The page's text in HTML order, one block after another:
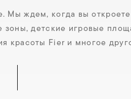
Мы ждем, когда вы
детские игровые
красоты Fier и многое